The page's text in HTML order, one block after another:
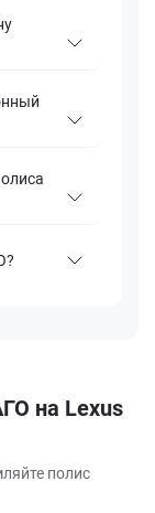
на Lexus
полис